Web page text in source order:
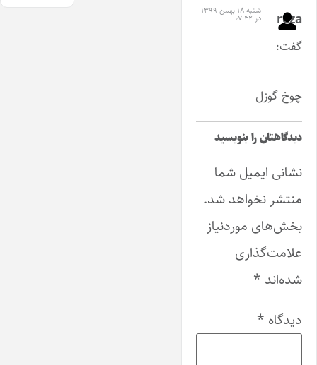
reza
گفت:
شنبه ۱۸ بهمن ۱۳۹۹
در ۰۷:۴۲
چوخ گوزل
دیدگاهتان را بنویسید
نشانی ایمیل شما
منتشر نخواهد شد.
بخش‌های موردنیاز
علامت‌گذاری
شده‌اند *
دیدگاه *